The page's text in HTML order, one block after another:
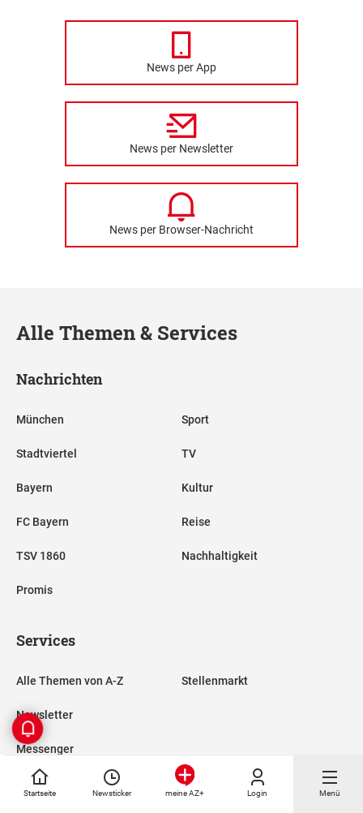
Startseite Newsticker meine AZ+ Login Menü
News per App
News per Newsletter
News per Browser-Nachricht
Alle Themen & Services
Nachrichten
München
Stadtviertel
Bayern
FC Bayern
TSV 1860
Promis
Sport
TV
Kultur
Reise
Nachhaltigkeit
Services
Alle Themen von A-Z
Newsletter
Messenger
RSS-Feeds
Stellenmarkt